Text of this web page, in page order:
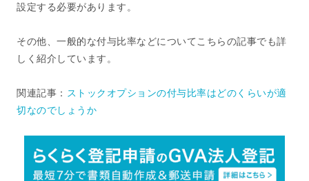
設定する必要があります。
その他、一般的な付与比率などについてこちらの記事でも詳
しく紹介しています。
関連記事： ストックオプションの付与比率はどのくらいが適
切なのでしょうか